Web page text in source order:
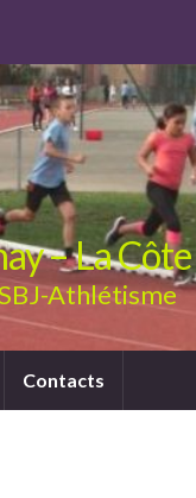
– La
Athlétisme
Contacts